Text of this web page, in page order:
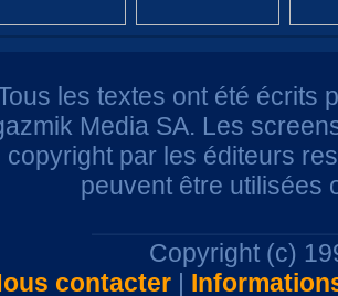
les textes ont été écrits
Media SA. Les
copyright par les éditeurs
peuvent être utilisées
Copyright (c)
contacter|